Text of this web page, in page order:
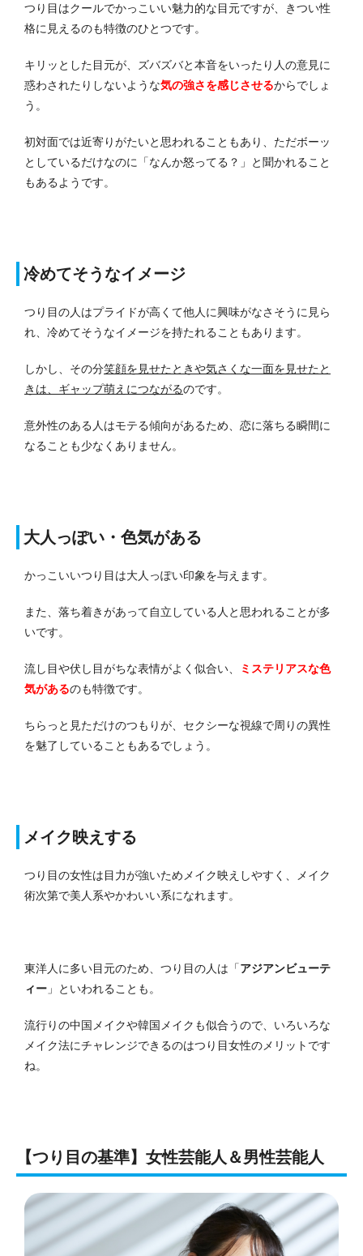
つり目はクールでかっこいい魅力的な目元ですが、きつい性
格に見えるのも特徴のひとつです。
キリッとした目元が、ズバズバと本音をいったり人の意見に
惑わされたりしないような気の強さを感じさせるからでしょ
う。
初対面では近寄りがたいと思われることもあり、ただボーッ
としているだけなのに「なんか怒ってる？」と聞かれること
もあるようです。
冷めてそうなイメージ
つり目の人はプライドが高くて他人に興味がなさそうに見ら
れ、冷めてそうなイメージを持たれることもあります。
しかし、その分笑顔を見せたときや気さくな一面を見せたと
きは、ギャップ萌えにつながるのです。
意外性のある人はモテる傾向があるため、恋に落ちる瞬間に
なることも少なくありません。
大人っぽい・色気がある
かっこいいつり目は大人っぽい印象を与えます。
また、落ち着きがあって自立している人と思われることが多
いです。
流し目や伏し目がちな表情がよく似合い、
ミステリアスな色
気があるのも特徴です。
ちらっと見ただけのつもりが、セクシーな視線で周りの異性
を魅了していることもあるでしょう。
メイク映えする
つり目の女性は目力が強いためメイク映えしやすく、メイク
術次第で美人系やかわいい系になれます。
東洋人に多い目元のため、つり目の人は「アジアンビューテ
ィー 」といわれることも。
流行りの中国メイクや韓国メイクも似合うので、いろいろな
メイク法にチャレンジできるのはつり目女性のメリットです
ね。
【つり目の基準】女性芸能人＆男性芸能人